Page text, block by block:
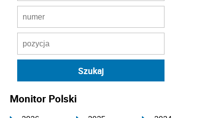
Monitor Polski